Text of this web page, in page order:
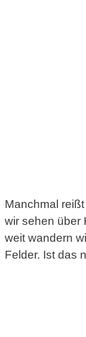
Manchmal
wir sehen über
weit wandern
Felder. Ist das